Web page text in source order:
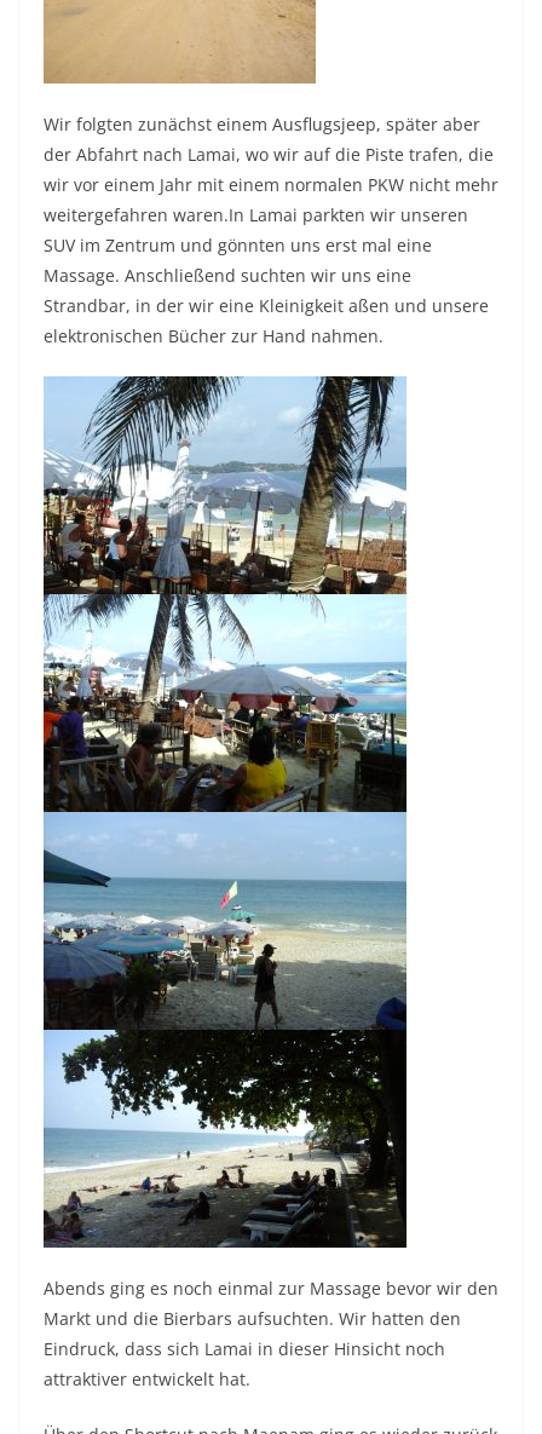
Wir folgten zunächst einem Ausflugsjeep, später aber
der Abfahrt nach Lamai, wo wir auf die Piste trafen, die
wir vor einem Jahr mit einem normalen PKW nicht mehr
weitergefahren waren.In Lamai parkten wir unseren
SUV im Zentrum und gönnten uns erst mal eine
Massage. Anschließend suchten wir uns eine
Strandbar, in der wir eine Kleinigkeit aßen und unsere
elektronischen Bücher zur Hand nahmen.
Abends ging es noch einmal zur Massage bevor wir den
Markt und die Bierbars aufsuchten. Wir hatten den
Eindruck, dass sich Lamai in dieser Hinsicht noch
attraktiver entwickelt hat.